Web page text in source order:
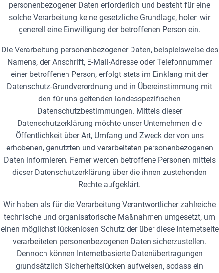
personenbezogener Daten erforderlich und besteht für eine
solche Verarbeitung keine gesetzliche Grundlage, holen wir
generell eine Einwilligung der betroffenen Person ein.
Die Verarbeitung personenbezogener Daten, beispielsweise des
Namens, der Anschrift, E-Mail-Adresse oder Telefonnummer
einer betroffenen Person, erfolgt stets im Einklang mit der
Datenschutz-Grundverordnung und in Übereinstimmung mit
den für uns geltenden landesspezifischen
Datenschutzbestimmungen. Mittels dieser
Datenschutzerklärung möchte unser Unternehmen die
Öffentlichkeit über Art, Umfang und Zweck der von uns
erhobenen, genutzten und verarbeiteten personenbezogenen
Daten informieren. Ferner werden betroffene Personen mittels
dieser Datenschutzerklärung über die ihnen zustehenden
Rechte aufgeklärt.
Wir haben als für die Verarbeitung Verantwortlicher zahlreiche
technische und organisatorische Maßnahmen umgesetzt, um
einen möglichst lückenlosen Schutz der über diese Internetseite
verarbeiteten personenbezogenen Daten sicherzustellen.
Dennoch können Internetbasierte Datenübertragungen
grundsätzlich Sicherheitslücken aufweisen, sodass ein